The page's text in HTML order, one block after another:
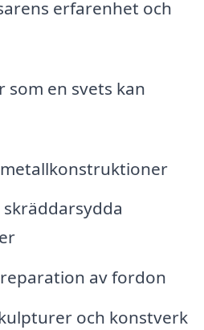
erfarenhet och
som en svets kan
av fordon
och konstverk